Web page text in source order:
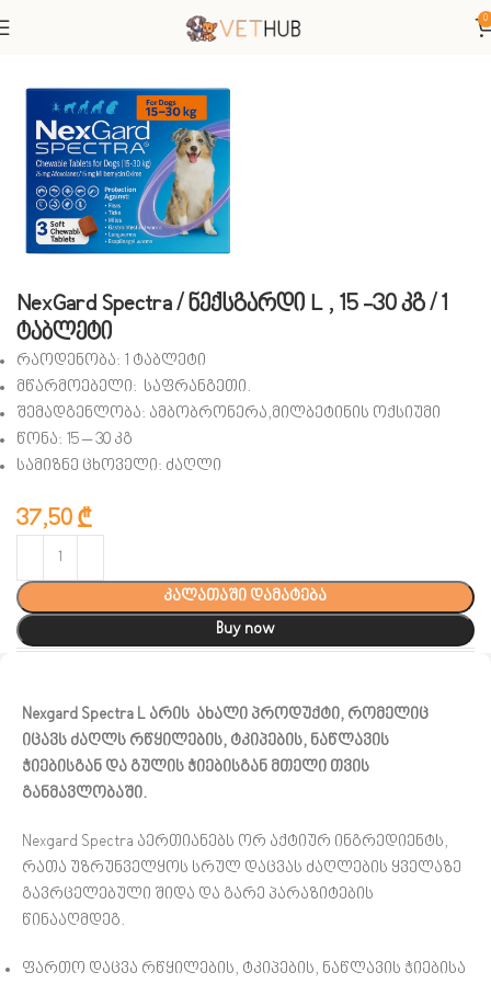
0
ვეტერინარული პრეპარატები
NexGard Spectra / ნექსგარდი L , 15 -30 კგ / 1
ტაბლეტი
რაოდენობა: 1 ტაბლეტი
მწარმოებელი: საფრანგეთი.
შემადგენლობა: ამბობრონერა,მილბეტინის ოქსიუმი
წონა: 15 – 30 კგ
სამიზნე ცხოველი: ძაღლი
37,50 ₾
კალათაში დამატება
Buy now
Nexgard Spectra L არის ახალი პროდუქტი, რომელიც
იცავს ძაღლს რწყილების, ტკიპების, ნაწლავის
ჭიებისგან და გულის ჭიებისგან მთელი თვის
განმავლობაში.
Nexgard Spectra აერთიანებს ორ აქტიურ ინგრედიენტს,
რათა უზრუნველყოს სრულ დაცვას ძაღლების ყველაზე
გავრცელებული შიდა და გარე პარაზიტების
წინააღმდეგ.
ფართო დაცვა რწყილების, ტკიპების, ნაწლავის ჭიებისა